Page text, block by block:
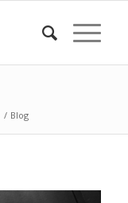
/ Blog